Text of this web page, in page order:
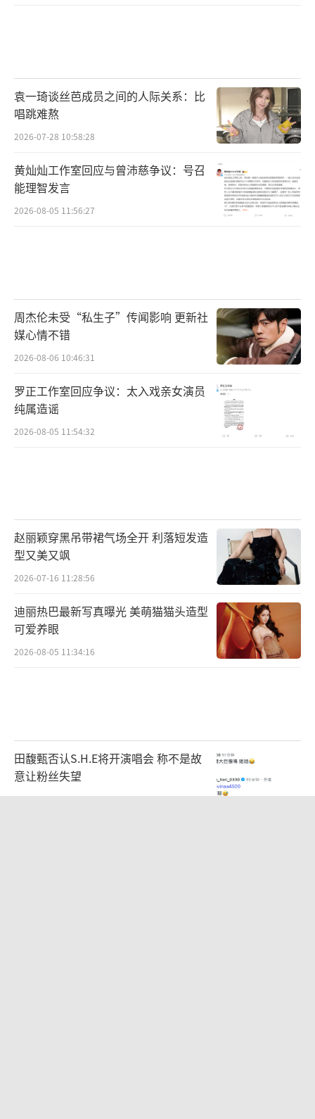
袁一琦谈丝芭成员之间的人际关系：比
唱跳难熬
2026-07-28 10:58:28
黄灿灿工作室回应与曾沛慈争议：号召
能理智发言
2026-08-05 11:56:27
周杰伦未受“私生子”传闻影响 更新社
媒心情不错
2026-08-06 10:46:31
罗正工作室回应争议：太入戏亲女演员
纯属造谣
2026-08-05 11:54:32
赵丽颖穿黑吊带裙气场全开 利落短发造
型又美又飒
2026-07-16 11:28:56
迪丽热巴最新写真曝光 美萌猫猫头造型
可爱养眼
2026-08-05 11:34:16
田馥甄否认S.H.E将开演唱会 称不是故
意让粉丝失望
2026-08-05 11:58:11